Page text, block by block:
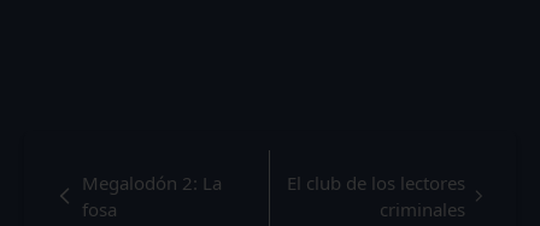
Megalodón 2: La
fosa
El club de los lectores
criminales